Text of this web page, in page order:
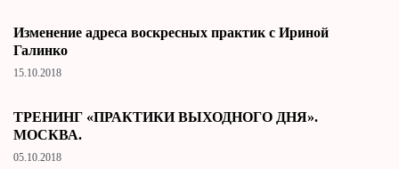
Изменение адреса воскресных практик с Ириной
Галинко
15.10.2018
ТРЕНИНГ «ПРАКТИКИ ВЫХОДНОГО ДНЯ».
МОСКВА.
05.10.2018